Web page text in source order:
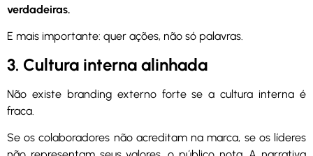
verdadeiras.
E mais importante: quer ações, não só palavras.
3. Cultura interna alinhada
Não existe branding externo forte se a cultura interna é
fraca.
Se os colaboradores não acreditam na marca, se os líderes